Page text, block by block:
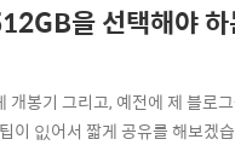
을 선택해야
봉기 그리고, 예전에 제 블로
잆어서 짧게 공유를 해보겠